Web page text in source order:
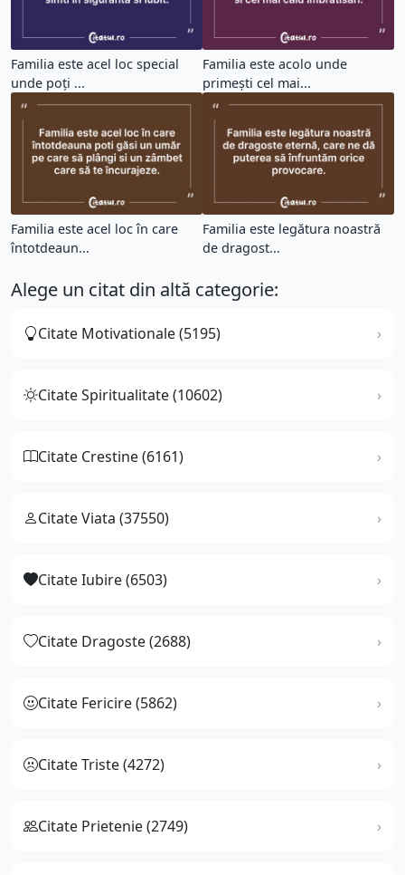
Familia este acel loc special
unde poți ...
Familia este acolo unde
primești cel mai...
Familia este acel loc în care
întotdeaun...
Familia este legătura noastră
de dragost...
Alege un citat din altă categorie:
Citate Motivationale (5195)
Citate Spiritualitate (10602)
Citate Crestine (6161)
Citate Viata (37550)
Citate Iubire (6503)
Citate Dragoste (2688)
Citate Fericire (5862)
Citate Triste (4272)
Citate Prietenie (2749)